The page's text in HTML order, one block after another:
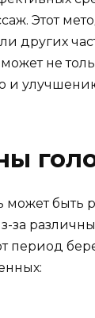
Этот
других
не
и
может
за
период